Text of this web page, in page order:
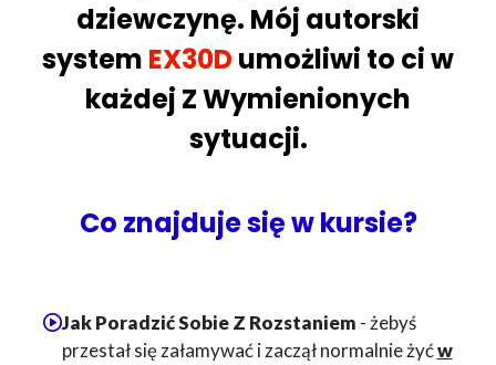
dziewczynę. Mój autorski
system EX30Dumożliwi to ci w
każdej Z Wymienionych
sytuacji.
Co znajduje się w kursie?
Jak Poradzić Sobie Z Rozstaniem - żebyś
przestał się załamywać i zaczął normalnie żyćw